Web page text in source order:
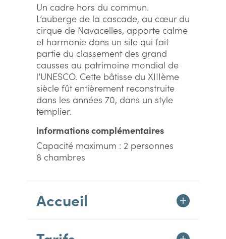
Un cadre hors du commun.
L’auberge de la cascade, au cœur du
cirque de Navacelles, apporte calme
et harmonie dans un site qui fait
partie du classement des grand
causses au patrimoine mondial de
l’UNESCO. Cette bâtisse du XIIIème
siècle fût entièrement reconstruite
dans les années 70, dans un style
templier.
informations complémentaires
Capacité maximum : 2 personnes
8 chambres
Accueil